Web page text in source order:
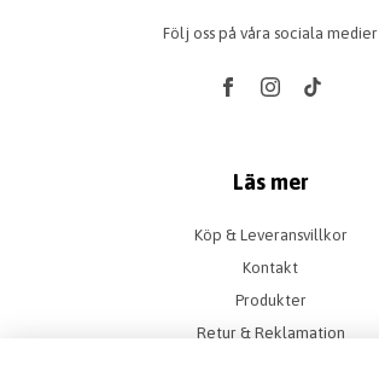
Följ oss på våra sociala medier
Läs mer
Köp & Leveransvillkor
Kontakt
Produkter
Retur & Reklamation